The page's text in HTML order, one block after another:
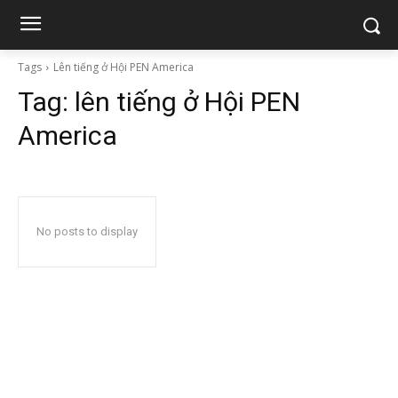
Tags Lên tiếng ở Hội PEN America
Tag: lên tiếng ở Hội PEN
America
No posts to display